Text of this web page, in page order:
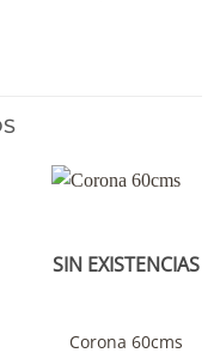
SIN EXISTENCIAS
Corona 60cms